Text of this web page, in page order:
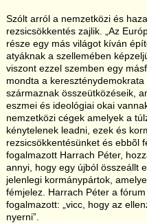
Szólt arról a nemzetközi és
rezsicsökkentés zajlik. „Az
része egy más világot kíván
atyáknak a szellemében
viszont ezzel szemben egy
mondta a
származnak összeütközéseik,
eszmei és ideológiai okai
nemzetközi cégek amelyek a
kénytelenek leadni, ezek és
rezsicsökkentésünket és ebbõl
fogalmazott Harrach Péter,
annyi, hogy egy újból összeállt
jelenlegi kormánypártok,
fémjelez. Harrach Péter a
fogalmazott: „vicc, hogy az
nyerni”.